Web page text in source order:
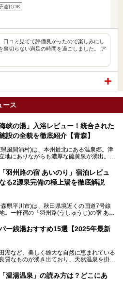
連れOK
口コミ見てて評価良かったので楽しみにし
裏切らない満足の時間を過ごしました。 ア
ース
峡の湯」入浴レビュー！統合された
設の全貌を徹底紹介【青森】
風間浦村)は、本州最北にある温泉郷。津
地にありながらも濃厚な硫黄泉が湧出。良
温泉地です。
以前あった2つの共同浴場を統合し、2020
した日帰り入浴施設。かつて別々の共同
2つの源泉を楽しめる点が魅力です。また
処も併設し、地元常連客のみならず観光客
施設へ変貌しました。
に海峡の湯へ訪問・入浴し、その魅力を徹
羽州路の宿 あいのり」宿泊レビュ
る2源泉完備の極上湯を徹底解説
県平川市)は、秋田県境近くの国道7号線
。一軒宿の「羽州路(うしゅうじ)の宿 あい
透明の単純温泉という2種類の源泉を使用
100％かけ流しで提供している点でしょ
宿泊し、大浴場と露天風呂付き客室を中心
いのり」を詳細にご紹介。秋田県側を含
のり温泉も決して見逃せない極上湯のひと
底解説します！
ー銭湯おすすめ15選【2025年最新
湖など、美しく雄大な自然に恵まれている
質なものが湧き出ており、天然温泉を掛け
がら温泉に浸かり、お食事処でおいしいご
うひとときは格別ですね！
おすすめのスーパー銭湯を紹介します。
温湯温泉」の読み方は？どこにあ